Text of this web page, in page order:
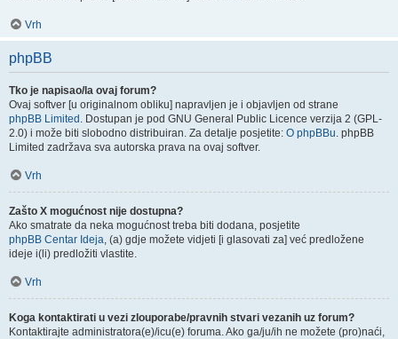
Vrh
phpBB
Tko je napisao/la ovaj forum?
Ovaj softver [u originalnom obliku] napravljen je i objavljen od strane
phpBB Limited . Dostupan je pod GNU General Public Licence verzija 2 (GPL-
2.0) i može biti slobodno distribuiran. Za detalje posjetite: O phpBBu. phpBB
Limited zadržava sva autorska prava na ovaj softver.
Vrh
Zašto X mogućnost nije dostupna?
Ako smatrate da neka mogućnost treba biti dodana, posjetite
phpBB Centar Ideja, (a) gdje možete vidjeti [i glasovati za] već predložene
ideje i(li) predložiti vlastite.
Vrh
Koga kontaktirati u vezi zlouporabe/pravnih stvari vezanih uz forum?
Kontaktirajte administratora(e)/icu(e) foruma. Ako ga/ju/ih ne možete (pro)naći,